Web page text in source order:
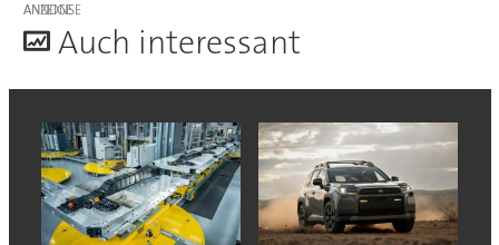
ANZEIGE
Auch interessant